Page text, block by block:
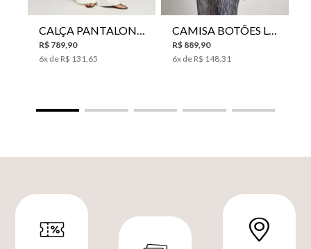
R$ 789 90
6x de R$ 131 65
R$ 889 90
6x de R$ 148 31